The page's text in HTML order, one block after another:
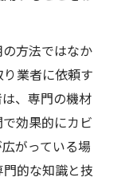
方法ではなか
業者に依頼す
、専門の機材
効果的にカビ
がっている場
的な知識と技